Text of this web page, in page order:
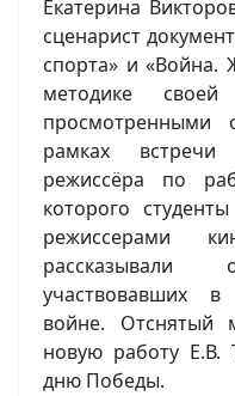
Екатерина
сценарист
спорта» и «Война.
методике
просмотренными
рамках встречи
режиссёра по
которого
режиссерами
участвовавших в
войне. Отснятый
новую работу Е.В.
дню Победы.